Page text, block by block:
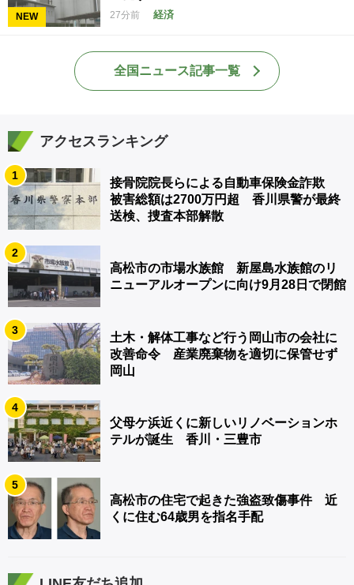
NEW 27分前 経済
全国ニュース記事一覧
アクセスランキング
1
接骨院院長らによる自動車保険金詐欺
被害総額は2700万円超 香川県警が最終
送検、捜査本部解散
2
高松市の市場水族館 新屋島水族館のリ
ニューアルオープンに向け9月28日で閉館
3
土木・解体工事など行う岡山市の会社に
改善命令 産業廃棄物を適切に保管せず
岡山
4
父母ケ浜近くに新しいリノベーションホ
テルが誕生 香川・三豊市
5
高松市の住宅で起きた強盗致傷事件 近
くに住む64歳男を指名手配